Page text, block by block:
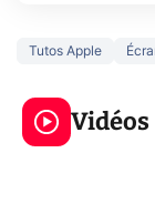
Tutos Apple
Vidéos
3 écrans
319€ ?